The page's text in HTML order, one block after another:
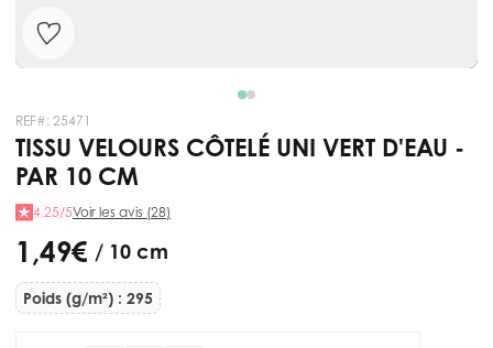
REF#: 25471
TISSU VELOURS CÔTELÉ UNI VERT D'EAU -
PAR 10 CM
4.25/5Voir les avis (28)
1,49 € / 10 cm
Poids (g/m²) : 295